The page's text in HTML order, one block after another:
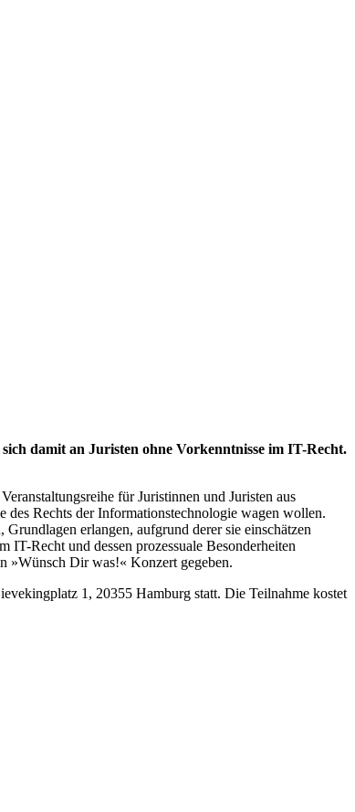
damit an Juristen ohne Vorkenntnisse im IT-Recht.
für Juristinnen und Juristen aus
Rechts der Informationstechnologie wagen wollen.
erlangen, aufgrund derer sie einschätzen
Recht und dessen prozessuale Besonderheiten
»Wünsch Dir was!« Konzert gegeben.
1, 20355 Hamburg statt. Die Teilnahme kostet